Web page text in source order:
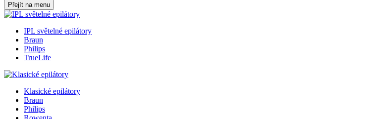
Přejít na menu
IPL světelné epilátory
Braun
Philips
TrueLife
Klasické epilátory
Braun
Philips